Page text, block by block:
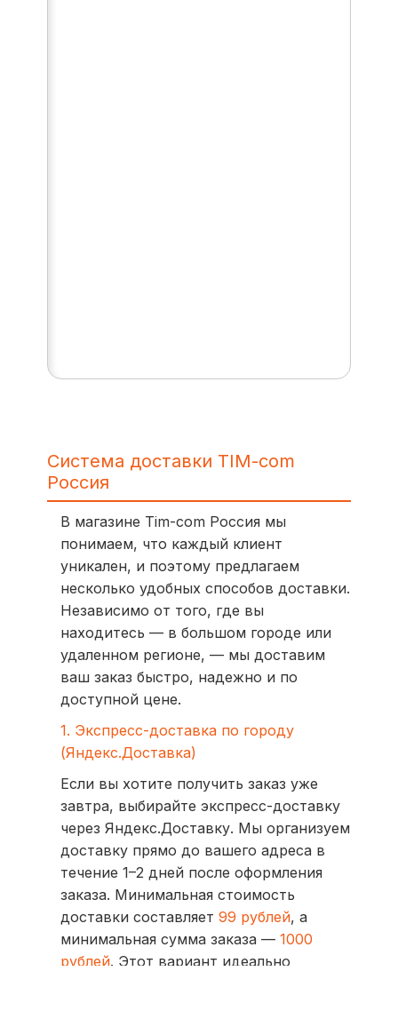
Система доставки TIM-com
Россия
В магазине Tim-com Россия мы
понимаем, что каждый клиент
уникален, и поэтому предлагаем
несколько удобных способов доставки.
Независимо от того, где вы
находитесь — в большом городе или
удаленном регионе, — мы доставим
ваш заказ быстро, надежно и по
доступной цене.
1. Экспресс-доставка по городу
(Яндекс.Доставка)
Если вы хотите получить заказ уже
завтра, выбирайте экспресс-доставку
через Яндекс.Доставку. Мы организуем
доставку прямо до вашего адреса в
течение 1–2 дней после оформления
заказа. Минимальная стоимость
доставки составляет 99 рублей, а
минимальная сумма заказа — 1000
рублей. Этот вариант идеально